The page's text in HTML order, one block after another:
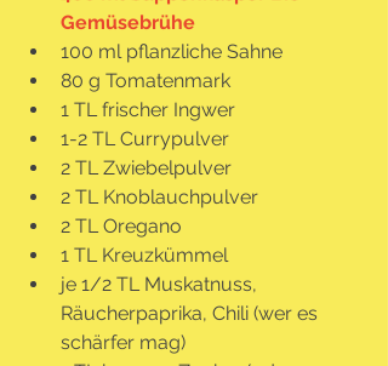
Gemüsebrühe
100 ml pflanzliche Sahne
80 g Tomatenmark
1 TL frischer Ingwer
1-2 TL Currypulver
2 TL Zwiebelpulver
2 TL Knoblauchpulver
2 TL Oregano
1 TL Kreuzkümmel
je 1/2 TL Muskatnuss,
Räucherpaprika, Chili (wer es
schärfer mag)